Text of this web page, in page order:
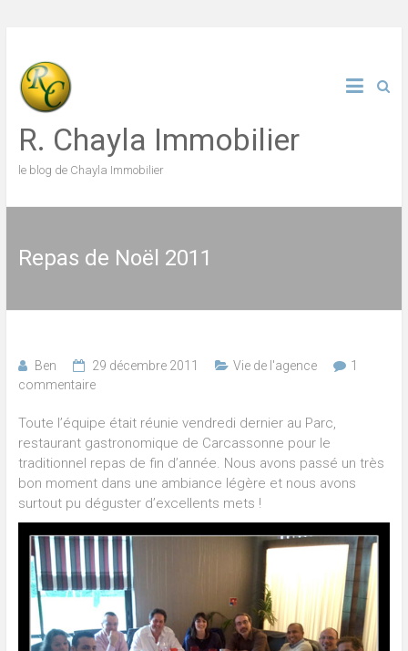
content
R. Chayla Immobilier
le blog de Chayla Immobilier
Repas de Noël 2011
Ben 29 décembre 2011 Vie de l'agence
1
commentaire
Toute l’équipe était réunie vendredi dernier au Parc,
restaurant gastronomique de Carcassonne pour le
traditionnel repas de fin d’année. Nous avons passé un très
bon moment dans une ambiance légère et nous avons
surtout pu déguster d’excellents mets !